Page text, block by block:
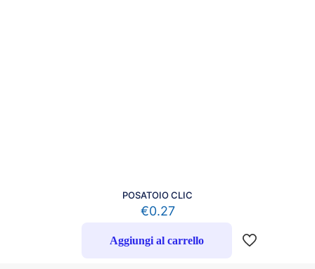
POSATOIO CLIC
€0.27
Aggiungi al carrello